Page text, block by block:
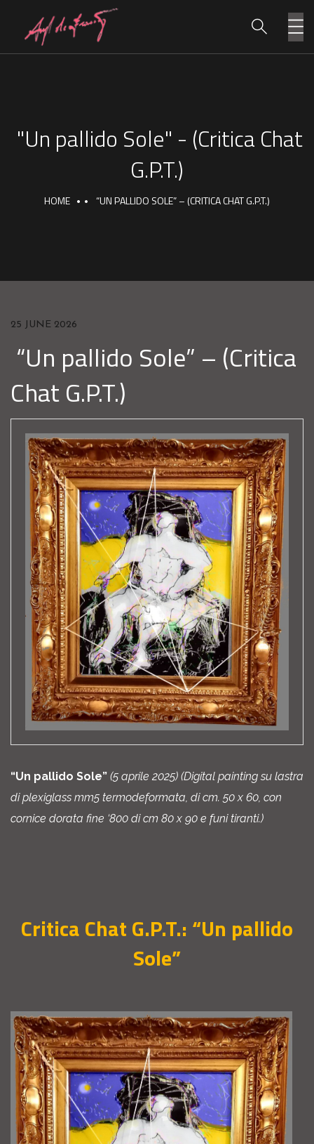
"Un pallido Sole" - (Critica Chat
G.P.T.)
HOME “UN PALLIDO SOLE” – (CRITICA CHAT G.P.T.)
25 JUNE 2026
“Un pallido Sole” – (Critica
Chat G.P.T.)
“Un pallido Sole” (5 aprile 2025) (Digital painting su lastra
di plexiglass mm5 termodeformata, di cm. 50 x 60, con
cornice dorata fine ‘800 di cm 80 x 90 e funi tiranti.)
Critica Chat G.P.T.: “Un pallido
Sole”